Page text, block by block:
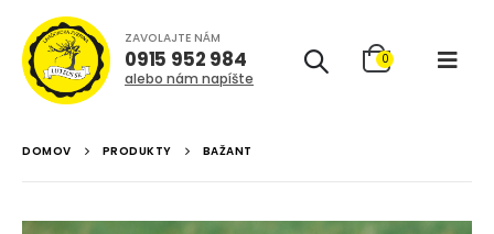
ZAVOLAJTE NÁM
0915 952 984
alebo nám napíšte
0
DOMOV PRODUKTY BAŽANT